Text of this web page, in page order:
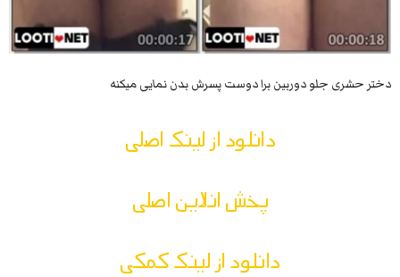
دختر حشری جلو دوربین برا دوست پسرش بدن نمایی میکنه
دانلود از لینک اصلی
پخش انلاین اصلی
دانلود از لینک کمکی